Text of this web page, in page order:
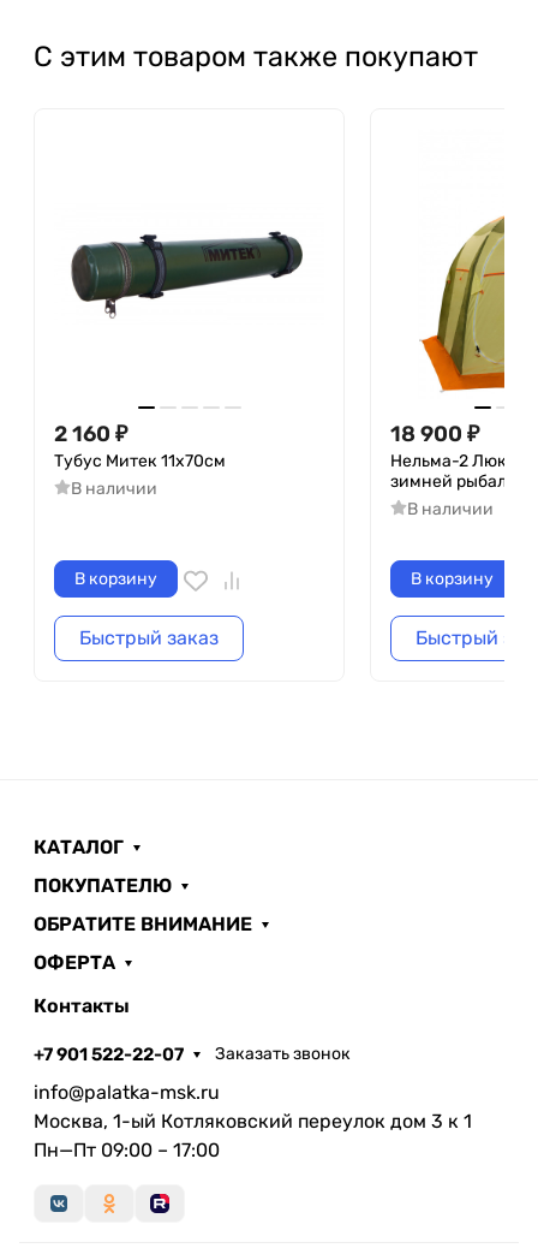
С этим товаром также покупают
2 160 ₽
Тубус Митек 11х70см
В наличии
В корзину
Быстрый заказ
18 900 ₽
Нельма-2 Люкс
зимней рыбалки
В наличии
В корзину
Быстрый
КАТАЛОГ
ПОКУПАТЕЛЮ
ОБРАТИТЕ ВНИМАНИЕ
ОФЕРТА
Контакты
+7 901 522-22-07 Заказать звонок
info@palatka-msk.ru
Москва, 1-ый Котляковский переулок дом 3 к 1
Пн—Пт 09:00 – 17:00